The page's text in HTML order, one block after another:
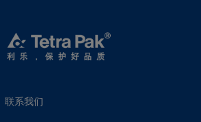
联系我们